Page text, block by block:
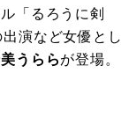
「るろうに剣
演など女優とし
うららが登場。